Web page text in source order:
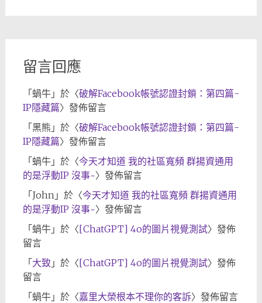
留言回應
「蝸牛」於〈破解Facebook帳號認證封鎖：第四篇-
IP隱藏篇〉發佈留言
「黑熊 」於〈破解Facebook帳號認證封鎖：第四篇-
IP隱藏篇〉發佈留言
「蝸牛」於〈今天才知道 我的社區寬頻 群揚資通用
的是浮動IP 沒事~〉發佈留言
「John 」於〈今天才知道 我的社區寬頻 群揚資通用
的是浮動IP 沒事~〉發佈留言
「蝸牛」於〈[ChatGPT] 4o的圖片視覺測試〉發佈
留言
「大致 」於〈[ChatGPT] 4o的圖片視覺測試〉發佈
留言
「蝸牛」於〈嘉里大榮根本不理你的客訴〉發佈留言